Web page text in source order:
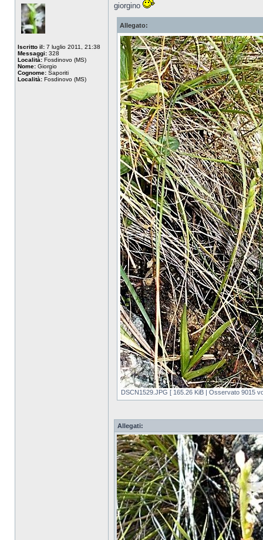
Iscritto il: 7 luglio 2011, 21:38
Messaggi: 328
Località: Fosdinovo (MS)
Nome: Giorgio
Cognome: Saporiti
Località: Fosdinovo (MS)
giorgino
Allegato:
DSCN1529.JPG [ 165.26 KiB | Osservato 9015
Allegati: